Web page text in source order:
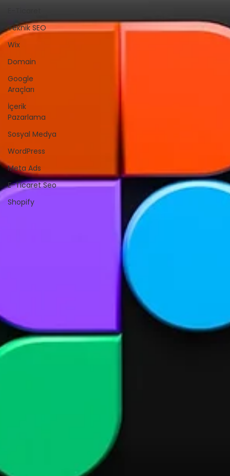
Teknik SEO
Wix
Domain
Google
Araçları
İçerik
Pazarlama
Sosyal Medya
WordPress
Meta Ads
E-Ticaret Seo
Shopify